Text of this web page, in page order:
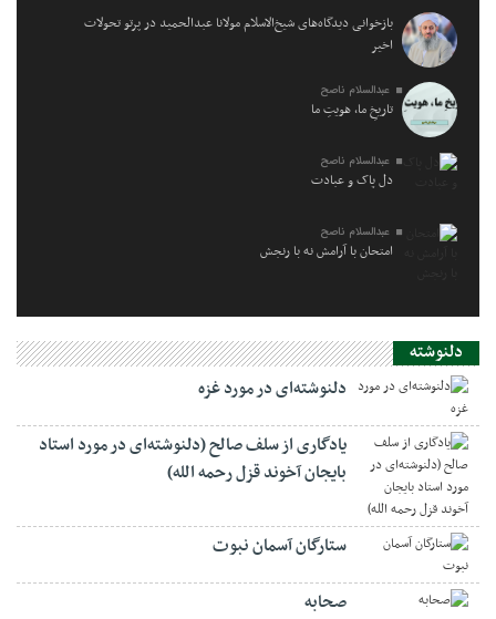
بازخوانی دیدگاه‌های شیخ‌الاسلام مولانا عبدالحمید در پرتو تحولات
اخیر
عبدالسلام ناصح
تاریخِ ما، هویتِ ما
عبدالسلام ناصح
دل پاک و عبادت
عبدالسلام ناصح
امتحان با آرامش نه با رنجش
دلنوشته
دلنوشته‌ای در مورد غزه
یادگاری از سلف صالح (دلنوشته‌ای در مورد استاد
بایجان آخوند قزل رحمه الله)
ستارگان آسمان نبوت
صحابه